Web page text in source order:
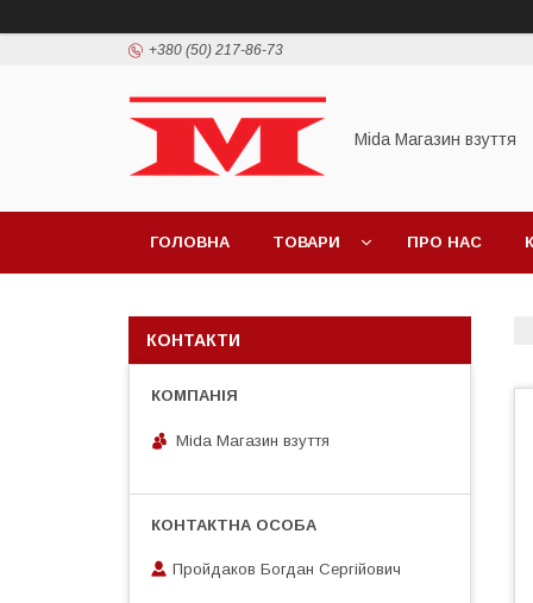
+380 (50) 217-86-73
Mida Магазин взуття
ГОЛОВНА ТОВАРИ ПРО НАС
КОНТАКТИ
Mida Магазин взуття
Пройдаков Богдан Сергійович